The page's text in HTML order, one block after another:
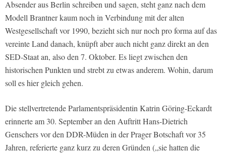
Absender aus Berlin schreiben und sagen, steht ganz nach dem
Modell Brantner kaum noch in Verbindung mit der alten
Westgesellschaft vor 1990, bezieht sich nur noch pro forma auf das
vereinte Land danach, knüpft aber auch nicht ganz direkt an den
SED-Staat an, also den 7. Oktober. Es liegt zwischen den
historischen Punkten und strebt zu etwas anderem. Wohin, darum
soll es hier gleich gehen.
Die stellvertretende Parlamentspräsidentin Katrin Göring-Eckardt
erinnerte am 30. September an den Auftritt Hans-Dietrich
Genschers vor den DDR-Müden in der Prager Botschaft vor 35
Jahren, referierte ganz kurz zu deren Gründen („sie hatten die